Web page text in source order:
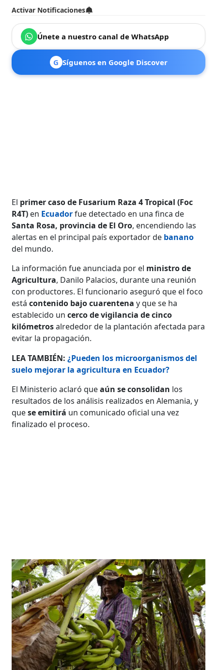
Activar Notificaciones
Únete a nuestro canal de WhatsApp
G Síguenos en Google Discover
El primer caso de Fusarium Raza 4 Tropical (Foc
R4T) en Ecuadorfue detectado en una finca de
Santa Rosa, provincia de El Oro, encendiendo las
alertas en el principal país exportador de banano
del mundo.
La información fue anunciada por el ministro de
Agricultura, Danilo Palacios, durante una reunión
con productores. El funcionario aseguró que el foco
estácontenido bajo cuarentena y que se ha
establecido uncerco de vigilancia de cinco
kilómetrosalrededor de la plantación afectada para
evitar la propagación.
LEA TAMBIÉN:¿Pueden los microorganismos del
suelo mejorar la agricultura en Ecuador?
El Ministerio aclaró queaún se consolidan los
resultados de los análisis realizados en Alemania, y
quese emitirá un comunicado oficial una vez
finalizado el proceso.